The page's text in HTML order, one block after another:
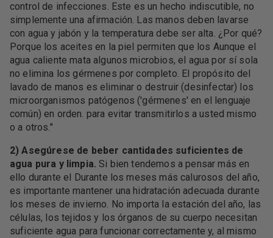
control de infecciones. Este es un hecho indiscutible, no
simplemente una afirmación. Las manos deben lavarse
con agua y jabón y la temperatura debe ser alta. ¿Por qué?
Porque los aceites en la piel permiten que los Aunque el
agua caliente mata algunos microbios, el agua por sí sola
no elimina los gérmenes por completo. El propósito del
lavado de manos es eliminar o destruir (desinfectar) los
microorganismos patógenos ('gérmenes' en el lenguaje
común) en orden. para evitar transmitirlos a usted mismo
o a otros."
2) Asegúrese de beber cantidades suficientes de
agua pura y limpia. Si bien tendemos a pensar más en
ello durante el Durante los meses más calurosos del año,
es importante mantener una hidratación adecuada durante
los meses de invierno. No importa la estación del año, las
células, los tejidos y los órganos de su cuerpo necesitan
suficiente agua para funcionar correctamente y, al mismo